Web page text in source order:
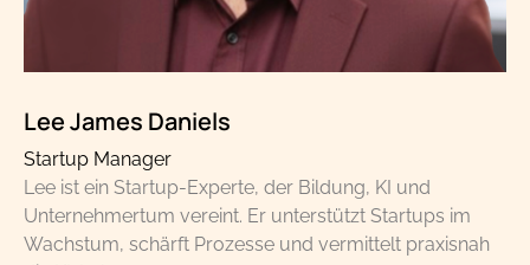
Lee James Daniels
Startup Manager
Lee ist ein Startup-Experte, der Bildung, KI und
Unternehmertum vereint. Er unterstützt Startups im
Wachstum, schärft Prozesse und vermittelt praxisnah